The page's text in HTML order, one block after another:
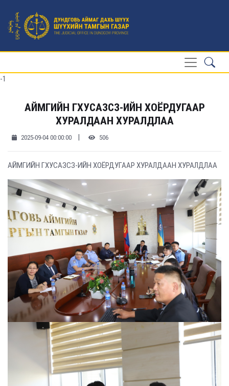
-1
АЙМГИЙН ГХУСАЗСЗ-ИЙН ХОЁРДУГААР
ХУРАЛДААН ХУРАЛДЛАА
2025-09-04 00:00:00 | 506
АЙМГИЙН ГХУСАЗСЗ-ИЙН ХОЁРДУГААР ХУРАЛДААН ХУРАЛДЛАА